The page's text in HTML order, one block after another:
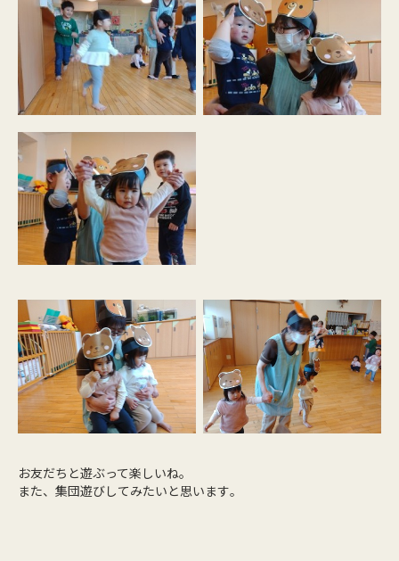
お友だちと遊ぶって楽しいね。
また、集団遊びしてみたいと思います。